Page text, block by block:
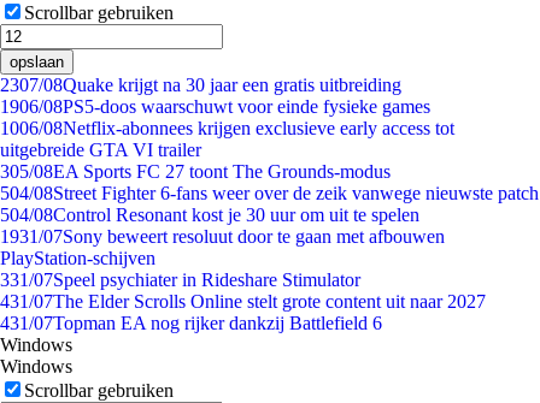
Scrollbar gebruiken
opslaan
2307/08Quake krijgt na 30 jaar een gratis uitbreiding
1906/08PS5-doos waarschuwt voor einde fysieke games
1006/08Netflix-abonnees krijgen exclusieve early access tot
uitgebreide GTA VI trailer
305/08EA Sports FC 27 toont The Grounds-modus
504/08Street Fighter 6-fans weer over de zeik vanwege nieuwste patch
504/08Control Resonant kost je 30 uur om uit te spelen
1931/07Sony beweert resoluut door te gaan met afbouwen
PlayStation-schijven
331/07Speel psychiater in Rideshare Stimulator
431/07The Elder Scrolls Online stelt grote content uit naar 2027
431/07Topman EA nog rijker dankzij Battlefield 6
Windows
Windows
Scrollbar gebruiken